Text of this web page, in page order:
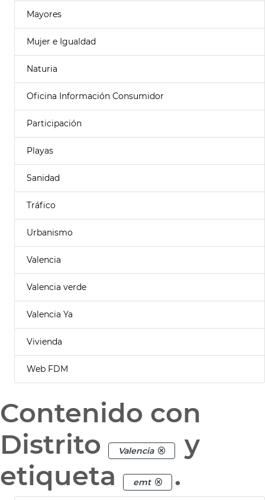
Mayores
Mujer e Igualdad
Naturia
Oficina Información Consumidor
Participación
Playas
Sanidad
Tráfico
Urbanismo
Valencia
Valencia verde
Valencia Ya
Vivienda
Web FDM
Contenido con
Distrito
Valencia
y
etiqueta
emt .